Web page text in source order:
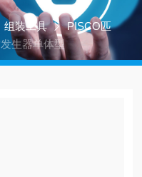
组装工具
PISCO匹
生器单体型